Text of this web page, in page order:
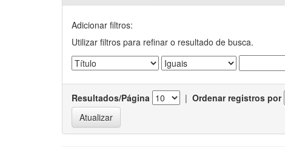
Adicionar filtros:
Utilizar filtros para refinar o resultado de busca.
Resultados/Página | Ordenar registros por